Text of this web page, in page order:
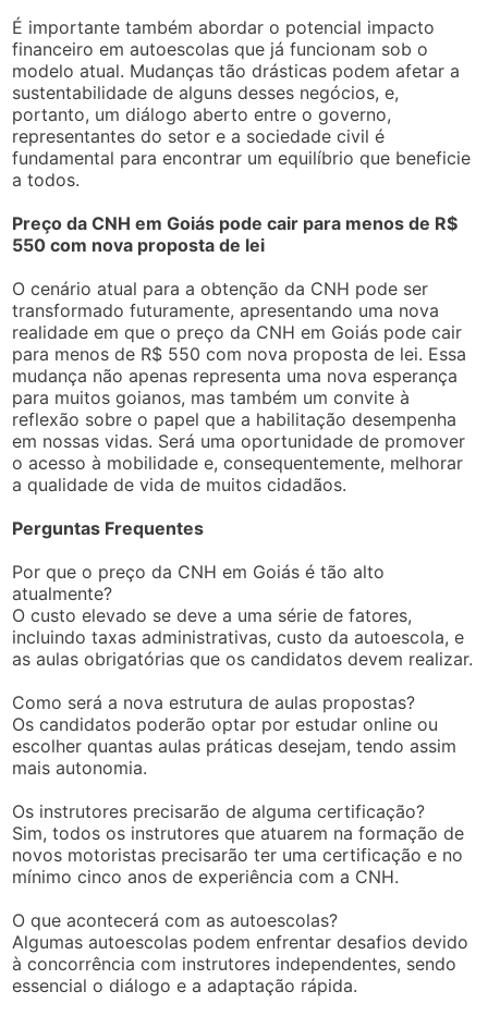
É importante também abordar o potencial impacto
financeiro em autoescolas que já funcionam sob o
modelo atual. Mudanças tão drásticas podem afetar a
sustentabilidade de alguns desses negócios, e,
portanto, um diálogo aberto entre o governo,
representantes do setor e a sociedade civil é
fundamental para encontrar um equilíbrio que beneficie
a todos.
Preço da CNH em Goiás pode cair para menos de R$
550 com nova proposta de lei
O cenário atual para a obtenção da CNH pode ser
transformado futuramente, apresentando uma nova
realidade em que o preço da CNH em Goiás pode cair
para menos de R$ 550 com nova proposta de lei. Essa
mudança não apenas representa uma nova esperança
para muitos goianos, mas também um convite à
reflexão sobre o papel que a habilitação desempenha
em nossas vidas. Será uma oportunidade de promover
o acesso à mobilidade e, consequentemente, melhorar
a qualidade de vida de muitos cidadãos.
Perguntas Frequentes
Por que o preço da CNH em Goiás é tão alto
atualmente?
O custo elevado se deve a uma série de fatores,
incluindo taxas administrativas, custo da autoescola, e
as aulas obrigatórias que os candidatos devem realizar.
Como será a nova estrutura de aulas propostas?
Os candidatos poderão optar por estudar online ou
escolher quantas aulas práticas desejam, tendo assim
mais autonomia.
Os instrutores precisarão de alguma certificação?
Sim, todos os instrutores que atuarem na formação de
novos motoristas precisarão ter uma certificação e no
mínimo cinco anos de experiência com a CNH.
O que acontecerá com as autoescolas?
Algumas autoescolas podem enfrentar desafios devido
à concorrência com instrutores independentes, sendo
essencial o diálogo e a adaptação rápida.